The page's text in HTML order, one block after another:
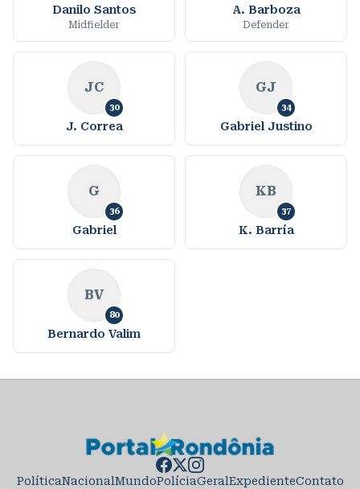
Danilo Santos
Midfielder
A. Barboza
Defender
JC
30
J. Correa
GJ
34
Gabriel Justino
G
36
Gabriel
KB
37
K. Barría
BV
80
Bernardo Valim
PolíticaNacionalMundoPolíciaGeralExpedienteContato